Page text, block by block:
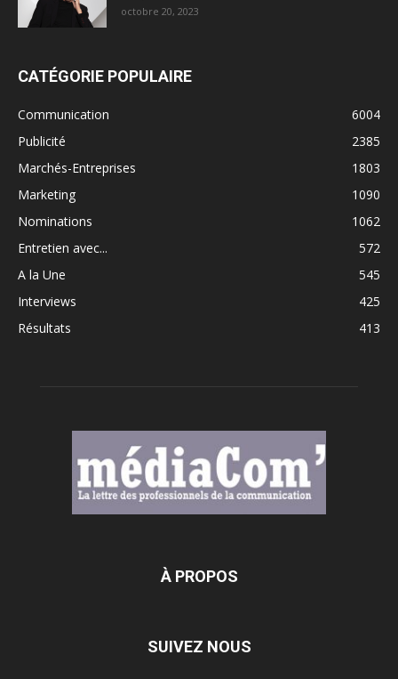
octobre 20, 2023
CATÉGORIE POPULAIRE
Communication
6004
Publicité
2385
Marchés-Entreprises
1803
Marketing
1090
Nominations
1062
Entretien avec...
572
A la Une
545
Interviews
425
Résultats
413
À PROPOS
SUIVEZ NOUS